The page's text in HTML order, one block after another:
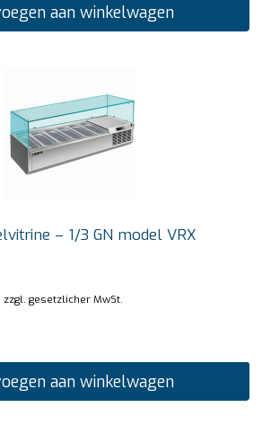
aan winkelwagen
– 1/3 GN model VRX
zzgl. gesetzlicher MwSt.
aan winkelwagen